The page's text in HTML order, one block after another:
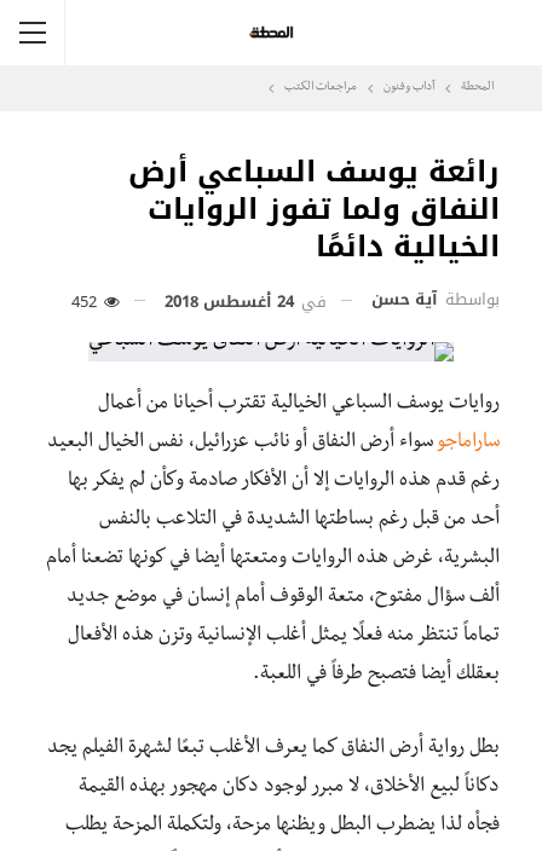
المحطة آداب وفنون مراجعات الكتب
رائعة يوسف السباعي أرض
النفاق ولما تفوز الروايات
الخيالية دائمًا
بواسطة آية حسن في 24 أغسطس 2018
روايات يوسف السباعي الخيالية تقترب أحيانا من أعمال
ساراماجو سواء أرض النفاق أو نائب عزرائيل، نفس الخيال البعيد
رغم قدم هذه الروايات إلا أن الأفكار صادمة وكأن لم يفكر بها
أحد من قبل رغم بساطتها الشديدة في التلاعب بالنفس
البشرية، غرض هذه الروايات ومتعتها أيضا في كونها تضعنا أمام
ألف سؤال مفتوح، متعة الوقوف أمام إنسان في موضع جديد
تماماً تنتظر منه فعلًا يمثل أغلب الإنسانية وتزن هذه الأفعال
بعقلك أيضا فتصبح طرفاً في اللعبة.
بطل رواية أرض النفاق كما يعرف الأغلب تبعًا لشهرة الفيلم يجد
دكاناً لبيع الأخلاق، لا مبرر لوجود دكان مهجور بهذه القيمة
فجأه لذا يضطرب البطل ويظنها مزحة، ولتكملة المزحة يطلب